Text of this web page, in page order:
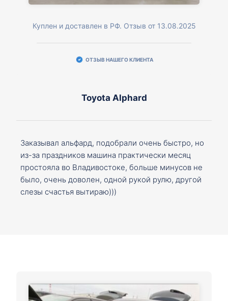
Куплен и доставлен в РФ. Отзыв от 13.08.2025
ОТЗЫВ НАШЕГО КЛИЕНТА
Toyota Alphard
Заказывал альфард, подобрали очень быстро, но
из-за праздников машина практически месяц
простояла во Владивостоке, больше минусов не
было, очень доволен, одной рукой рулю, другой
слезы счастья вытираю)))